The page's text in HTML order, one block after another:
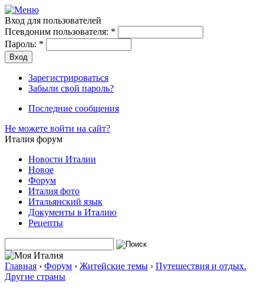
Вход для пользователей
Псевдоним пользователя: *
Пароль: *
Зарегистрироваться
Забыли свой пароль?
Последние сообщения
Не можете войти на сайт?
Италия форум
Новости Италии
Новое
Форум
Италия фото
Итальянский язык
Документы в Италию
Рецепты
Главная › Форум › Житейские темы › Путешествия и отдых.
Другие страны